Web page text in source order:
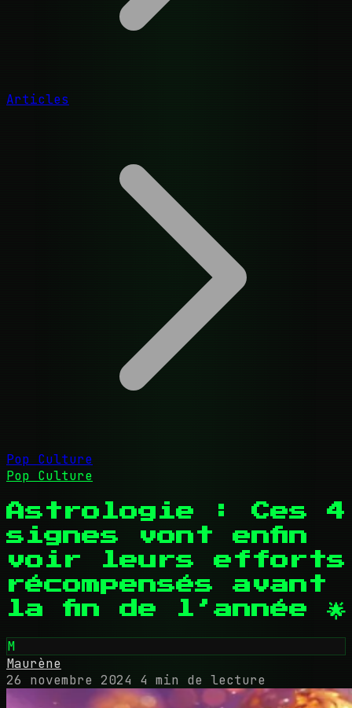
Articles
Pop Culture
Pop Culture
Astrologie : Ces 4
signes vont enfin
voir leurs efforts
récompensés avant
la fin de l’année 🌟
M
Maurène
26 novembre 2024 4 min de lecture